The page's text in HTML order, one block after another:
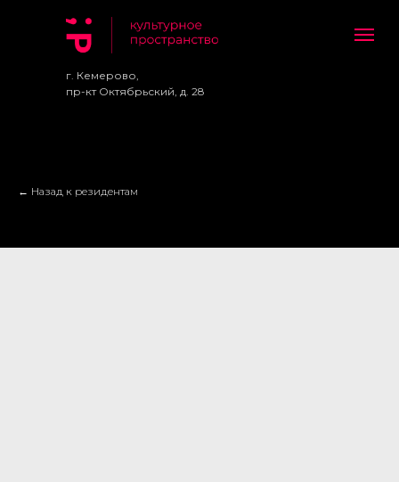
г. Кемерово,
пр-кт Октябрьский, д. 28
← Назад к резидентам